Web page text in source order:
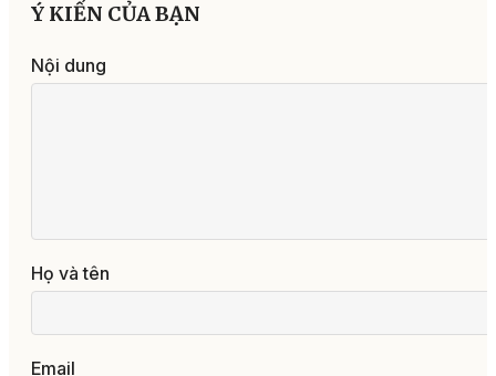
Ý KIẾN CỦA BẠN
Nội dung
Họ và tên
Email